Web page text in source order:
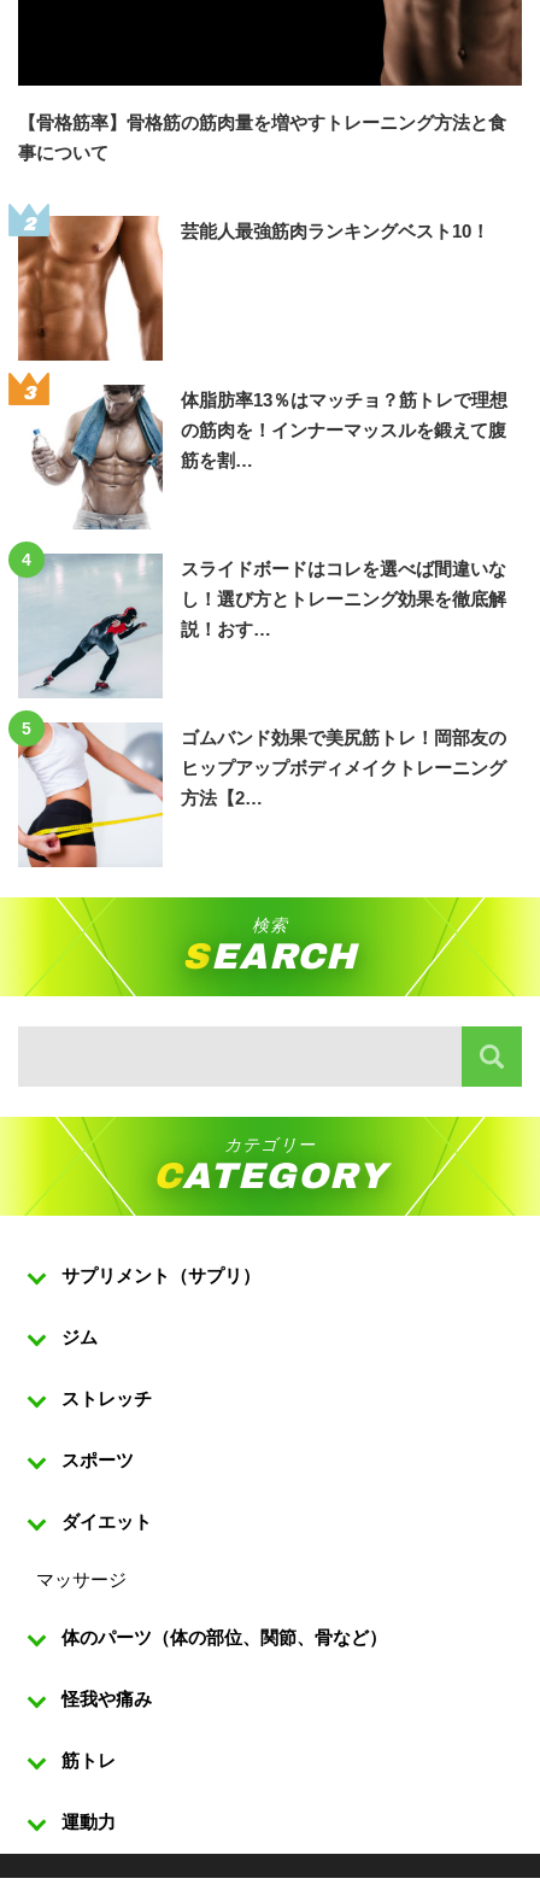
【骨格筋率】骨格筋の筋肉量を増やすトレーニング方法と食
事について
2 芸能人最強筋肉ランキングベスト10！
3
体脂肪率13％はマッチョ？筋トレで理想
の筋肉を！インナーマッスルを鍛えて腹
筋を割…
4
スライドボードはコレを選べば間違いな
し！選び方とトレーニング効果を徹底解
説！おす…
5
ゴムバンド効果で美尻筋トレ！岡部友の
ヒップアップボディメイクトレーニング
方法【2…
検索
SEARCH
カテゴリー
CATEGORY
サプリメント（サプリ）
ジム
ストレッチ
スポーツ
ダイエット
マッサージ
体のパーツ（体の部位、関節、骨など）
怪我や痛み
筋トレ
運動力